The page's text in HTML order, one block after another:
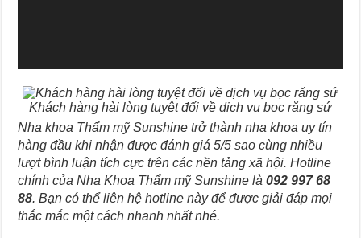
Khách hàng hài lòng tuyệt đối về dịch vụ bọc răng sứ
Nha khoa Thẩm mỹ Sunshine trở thành nha khoa uy tín
hàng đầu khi nhận được đánh giá 5/5 sao cùng nhiều
lượt bình luận tích cực trên các nền tảng xã hội. Hotline
chính của Nha Khoa Thẩm mỹ Sunshine là092 997 68
88. Bạn có thể liên hệ hotline này để được giải đáp mọi
thắc mắc một cách nhanh nhất nhé.